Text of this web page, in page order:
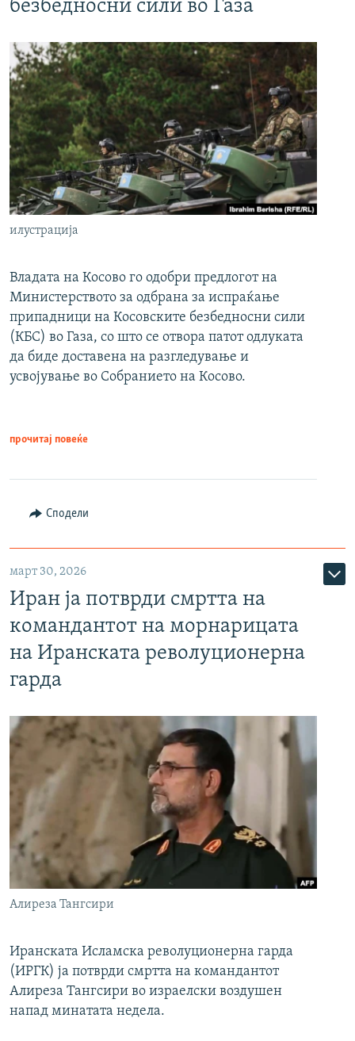
безбедносни сили во Газа
илустрација
Владата на Косово го одобри предлогот на
Министерството за одбрана за испраќање
припадници на Косовските безбедносни сили
(КБС) во Газа, со што се отвора патот одлуката
да биде доставена на разгледување и
усвојување во Собранието на Косово.
прочитај повеќе
Сподели
март 30, 2026
Иран ја потврди смртта на
командантот на морнарицата
на Иранската револуционерна
гарда
Алиреза Тангсири
Иранската Исламска револуционерна гарда
(ИРГК) ја потврди смртта на командантот
Алиреза Тангсири во израелски воздушен
напад минатата недела.